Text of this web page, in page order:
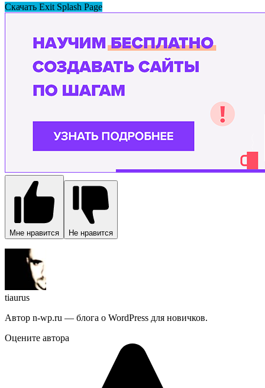
Скачать Exit Splash Page
Мне нравится Не нравится
tiaurus
Автор n-wp.ru — блога о WordPress для новичков.
Оцените автора